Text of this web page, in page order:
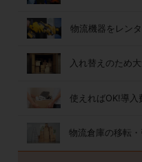
物流機器をレン
入れ替えのため
使えればOK!導入
物流倉庫の移転